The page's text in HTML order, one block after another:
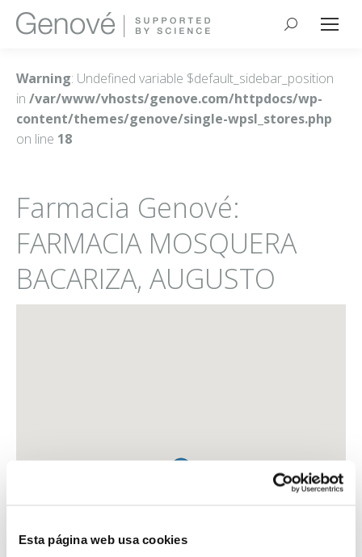
Esta página web usa cookies
Buscar:
Warning: Undefined variable $default_sidebar_position
in /var/www/vhosts/genove.com/httpdocs/wp-
content/themes/genove/single-wpsl_stores.php
on line 18
Farmacia Genové:
FARMACIA MOSQUERA
BACARIZA, AUGUSTO